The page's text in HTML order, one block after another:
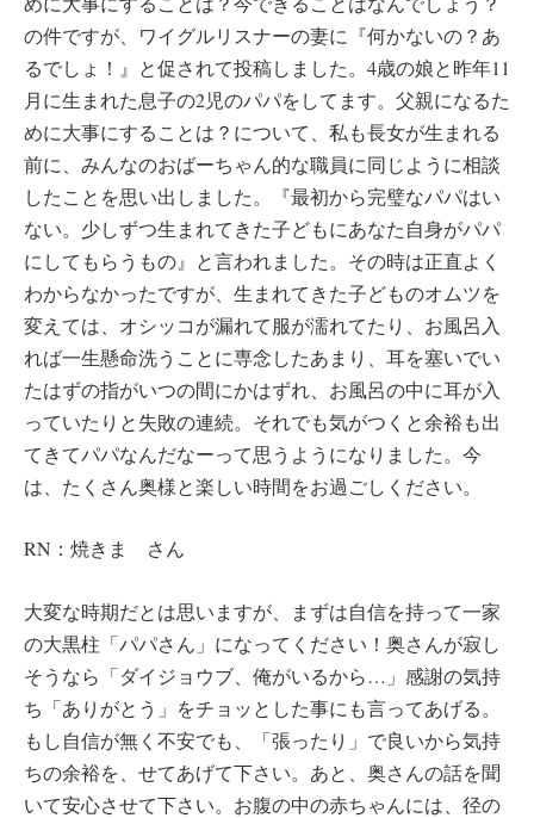
の件ですが、ワイグルリスナーの妻に『何かないの？あ
るでしょ！』と促されて投稿しました。4歳の娘と昨年11
月に生まれた息子の2児のパパをしてます。父親になるた
めに大事にすることは？について、私も長女が生まれる
前に、みんなのおばーちゃん的な職員に同じように相談
したことを思い出しました。『最初から完璧なパパはい
ない。少しずつ生まれてきた子どもにあなた自身がパパ
にしてもらうもの』と言われました。その時は正直よく
わからなかったですが、生まれてきた子どものオムツを
変えては、オシッコが漏れて服が濡れてたり、お風呂入
れば一生懸命洗うことに専念したあまり、耳を塞いでい
たはずの指がいつの間にかはずれ、お風呂の中に耳が入
っていたりと失敗の連続。それでも気がつくと余裕も出
てきてパパなんだなーって思うようになりました。今
は、たくさん奥様と楽しい時間をお過ごしください。
RN：焼きま さん
大変な時期だとは思いますが、まずは自信を持って一家
の大黒柱「パパさん」になってください！奥さんが寂し
そうなら「ダイジョウブ、俺がいるから…」感謝の気持
ち「ありがとう」をチョッとした事にも言ってあげる。
もし自信が無く不安でも、「張ったり」で良いから気持
ちの余裕を、せてあげて下さい。あと、奥さんの話を聞
いて安心させて下さい。お腹の中の赤ちゃんには、径の